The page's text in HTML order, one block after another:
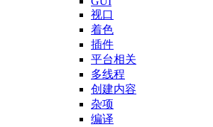
视口
着色
插件
平台相关
多线程
创建内容
杂项
编译